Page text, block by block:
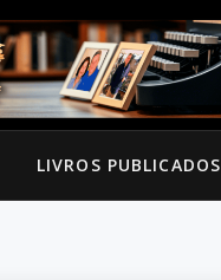
LIVROS PUBLICADOS